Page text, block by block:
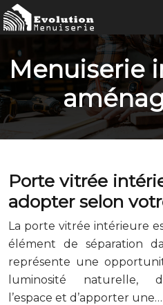
Menuiserie
Porte vitrée
adopter selon
La porte vitrée intérieure
élément de séparation
représente une
luminosité naturelle,
l’espace et d’apporter une…